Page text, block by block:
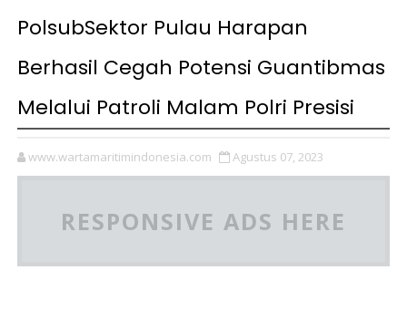
PolsubSektor Pulau Harapan
Berhasil Cegah Potensi Guantibmas
Melalui Patroli Malam Polri Presisi
www.wartamaritimindonesia.com Agustus 07, 2023
RESPONSIVE ADS HERE